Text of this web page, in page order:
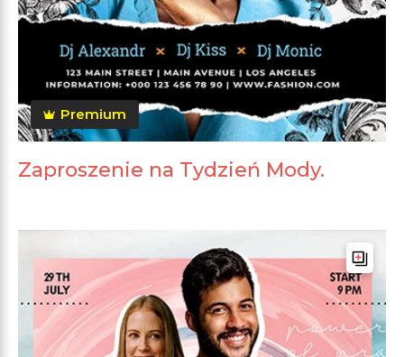
Premium
Zaproszenie na Tydzień Mody.